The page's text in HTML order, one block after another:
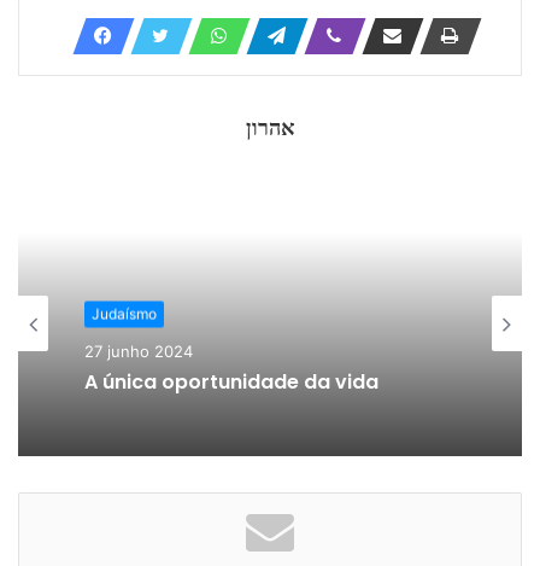
אהרון
Judaísmo
27 junho 2024
A única oportunidade da vida